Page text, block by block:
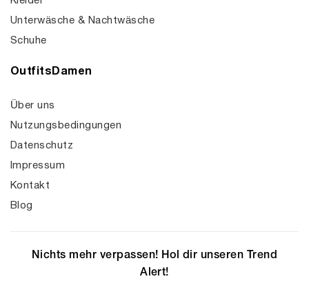
Unterwäsche & Nachtwäsche
Schuhe
OutfitsDamen
Über uns
Nutzungsbedingungen
Datenschutz
Impressum
Kontakt
Blog
Nichts mehr verpassen! Hol dir unseren Trend
Alert!